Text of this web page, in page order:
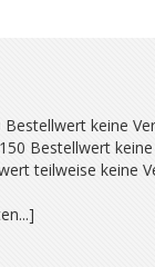
Bestellwert keine
Bestellwert
teilweise keine